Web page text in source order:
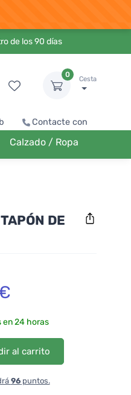
de los 90 días
0
Cesta
Contacte con
Calzado / Ropa
DE
en 24 horas
al carrito
96puntos.